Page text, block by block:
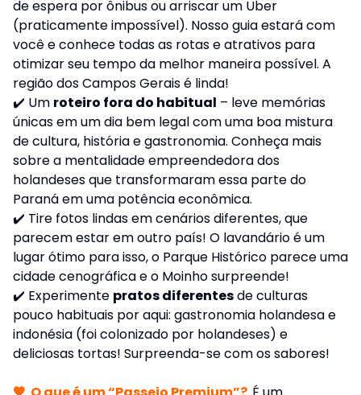
de espera por ônibus ou arriscar um Uber
(praticamente impossível). Nosso guia estará com
você e conhece todas as rotas e atrativos para
otimizar seu tempo da melhor maneira possível. A
região dos Campos Gerais é linda!
✔️ Um roteiro fora do habitual – leve memórias
únicas em um dia bem legal com uma boa mistura
de cultura, história e gastronomia. Conheça mais
sobre a mentalidade empreendedora dos
holandeses que transformaram essa parte do
Paraná em uma potência econômica.
✔️ Tire fotos lindas em cenários diferentes, que
parecem estar em outro país! O lavandário é um
lugar ótimo para isso, o Parque Histórico parece uma
cidade cenográfica e o Moinho surpreende!
✔️ Experimente pratos diferentesde culturas
pouco habituais por aqui: gastronomia holandesa e
indonésia (foi colonizado por holandeses) e
deliciosas tortas! Surpreenda-se com os sabores!